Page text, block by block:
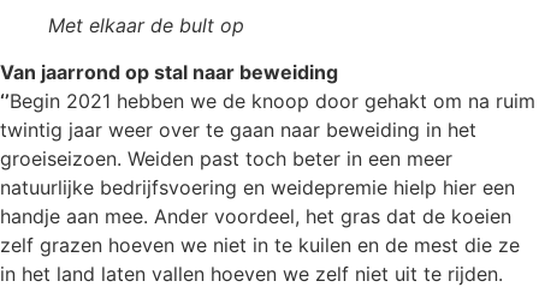
Met elkaar de bult op
Van jaarrond op stal naar beweiding
‘’Begin 2021 hebben we de knoop door gehakt om na ruim
twintig jaar weer over te gaan naar beweiding in het
groeiseizoen. Weiden past toch beter in een meer
natuurlijke bedrijfsvoering en weidepremie hielp hier een
handje aan mee. Ander voordeel, het gras dat de koeien
zelf grazen hoeven we niet in te kuilen en de mest die ze
in het land laten vallen hoeven we zelf niet uit te rijden.